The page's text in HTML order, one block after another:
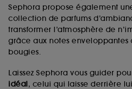
Sephora propose également
collection de parfums
transformer l’atmosphère de
grâce aux notes enveloppantes
bougies.
Laissez Sephora vous guider
idéal, celui qui laisse derrière
de vous plaire via des
sites tiers et sur les réseaux
des pages que vous avez
navigation, et de l'historique
d’en améliorer la performance.